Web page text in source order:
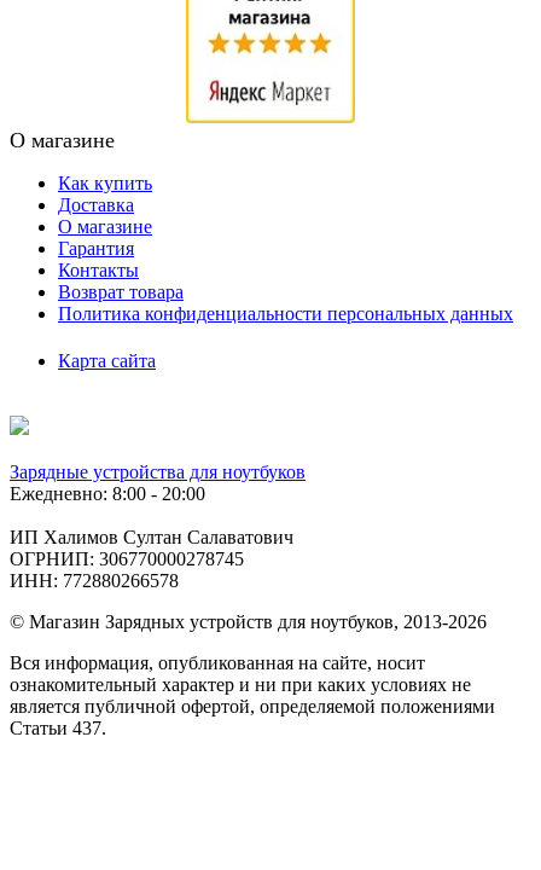
О магазине
Как купить
Доставка
О магазине
Гарантия
Контакты
Возврат товара
Политика конфиденциальности персональных данных
Карта сайта
Зарядные устройства для ноутбуков
Ежедневно: 8:00 - 20:00
ИП Халимов Султан Салаватович
ОГРНИП: 306770000278745
ИНН: 772880266578
© Магазин Зарядных устройств для ноутбуков, 2013-2026
Вся информация, опубликованная на сайте, носит
ознакомительный характер и ни при каких условиях не
является публичной офертой, определяемой положениями
Статьи 437.